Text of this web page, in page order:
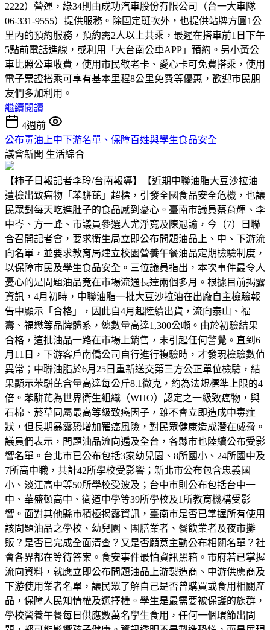
2222）營運，綠34則由成功汽車股份有限公司（台一大車隊
06-331-9555）提供服務。除固定班次外，也提供站牌方圓1公
里內的預約服務，預約需2人以上共乘，最遲在搭車前1日下午
5點前電話進線，或利用「大台南公車APP」預約。另小黃公
車比照公車收費，使用市民敬老卡、愛心卡可免費搭乘，使用
電子票證搭乘可享有基本里程8公里免費等優惠，歡迎市民朋
友們多加利用。
繼續閱讀
4週前
公布毒油上中下游名單、保障百姓與學生食品安全
議會新聞 生活綜合
【柿子日報記者李玲/台南報導】【近期中聯油脂大豆沙拉油
遭檢出致癌物「苯駢芘」超標，引發全國食品安全危機，也讓
民眾對每天吃進肚子的食品感到憂心。臺南市議員蔡育輝、李
中岑、方一峰、市議員參選人尤淨寬及陳冠諭，今（7）日聯
合召開記者會，要求衛生局立即公布問題油品上、中、下游流
向名單，並要求教育局建立校園營養午餐油品定期檢驗制度，
以保障市民及學生食品安全。三位議員指出，本次事件最令人
憂心的是問題油品竟在市場流通長達兩個多月。根據目前揭露
資訊，4月初時，中聯油脂一批大豆沙拉油在出廠自主檢驗報
告中顯示「合格」，因此自4月起陸續出貨，流向泰山、福
壽、福懋等品牌體系，總數量高達1,300公噸。由於初驗結果
合格，這批油品一路在市場上銷售，未引起任何警覺。直到6
月11日，下游客戶南僑公司自行進行複驗時，才發現檢驗數值
異常；中聯油脂於6月25日重新送交第三方公正單位檢驗，結
果顯示苯駢芘含量高達每公斤8.1微克，約為法規標準上限的4
倍。苯駢芘為世界衛生組織（WHO）認定之一級致癌物，與
石棉、菸草同屬最高等級致癌因子，雖不會立即造成中毒症
狀，但長期暴露恐增加罹癌風險，對民眾健康造成潛在威脅。
議員們表示，問題油品流向遍及全台，各縣市也陸續公布受影
響名單。台北市已公布包括3家幼兒園、8所國小、24所國中及
7所高中職，共計42所學校受影響；新北市公布包含忠義國
小、淡江高中等50所學校受波及；台中市則公布包括台中一
中、華盛頓高中、衛道中學等39所學校及1所教育機構受影
響。面對其他縣市積極揭露資訊，臺南市是否已掌握所有使用
該問題油品之學校、幼兒園、團膳業者、餐飲業者及夜市攤
販？是否已完成全面清查？又是否願意主動公布相關名單？社
會各界都在等待答案。食安事件最怕資訊黑箱。市府若已掌握
流向資料，就應立即公布問題油品上游製造商、中游供應商及
下游使用業者名單，讓民眾了解自己是否曾購買或食用相關產
品，保障人民知情權及選擇權。學生是最需要被保護的族群，
學校營養午餐每日供應數萬名學生食用，任何一個環節出問